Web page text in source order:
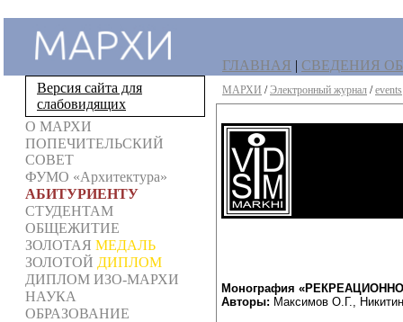
Версия сайта для
слабовидящих
О МАРХИ
ПОПЕЧИТЕЛЬСКИЙ
СОВЕТ
ФУМО «Архитектура»
АБИТУРИЕНТУ
СТУДЕНТАМ
ОБЩЕЖИТИЕ
ЗОЛОТАЯ МЕДАЛЬ
ЗОЛОТОЙ ДИПЛОМ
ДИПЛОМ ИЗО-МАРХИ
НАУКА
ОБРАЗОВАНИЕ
ГЛАВНАЯ | СВЕДЕНИЯ
МАРХИ /Электронный журнал /events
Монография
Авторы: Максимов О.Г.,